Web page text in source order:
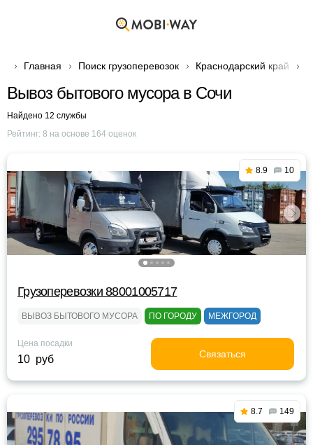
Главная Поиск грузоперевозок Краснодарский край
Вывоз бытового мусора в Сочи
Найдено 12 службы
Рейтинг: 8 на основе 164 оценок
8.9 10
Грузоперевозки 88001005717
ВЫВОЗ БЫТОВОГО МУСОРА ПО ГОРОДУ МЕЖГОРОД
Цена посадки
10 руб Связаться
8.7 149